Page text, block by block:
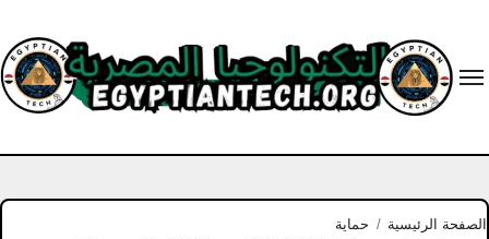
content
الصفحة الرئيسية
حماية